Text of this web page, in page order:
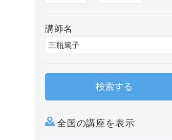
講師名
検索する
全国の講座を表示